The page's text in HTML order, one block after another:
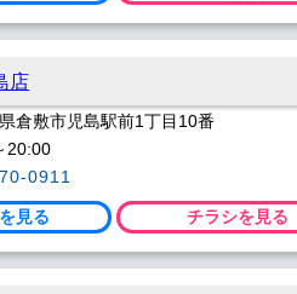
店
倉敷市児島駅前1丁目10番
20:00
0911
見る チラシを見る